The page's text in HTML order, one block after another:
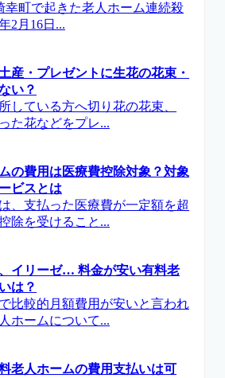
幸町で起きた老人ホーム連続殺
2月16日...
産・プレゼントに生花の花束・
い？
している方へ切り花の花束、
た花などをプレ...
の費用は医療費控除対象？対象
ビスとは
、支払った医療費が一定額を超
除を受けること...
イリーゼ… 料金が安い有料老
は？
比較的月額費用が安いと言われ
ホームについて...
老人ホームの費用支払いは可